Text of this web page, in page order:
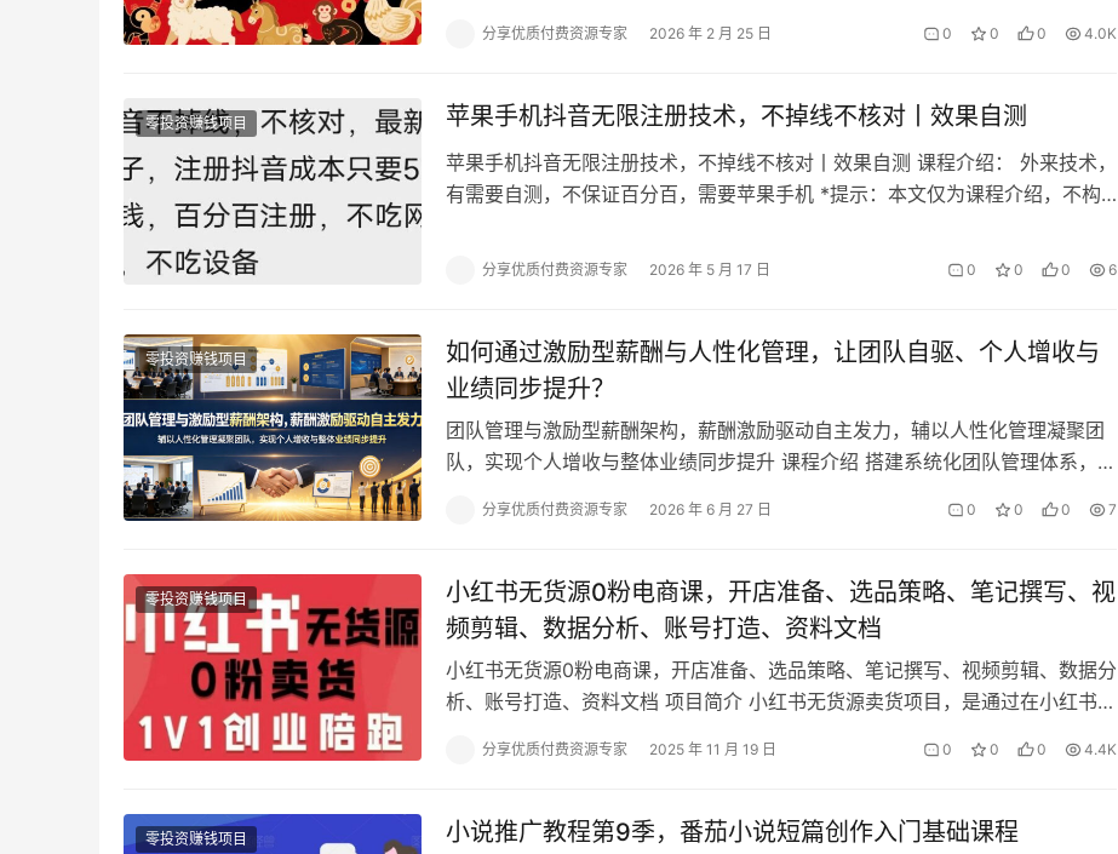
分享优质付费资源专家 2026 年 2 月 25 日 0 0 0 4.0K
零投资赚钱项目 苹果手机抖音无限注册技术，不掉线不核对丨效果自测
苹果手机抖音无限注册技术，不掉线不核对丨效果自测 课程介绍： 外来技术，
有需要自测，不保证百分百，需要苹果手机 *提示：本文仅为课程介绍，不构
分享优质付费资源专家 2026 年 5 月 17 日 0 0 0 6
零投资赚钱项目
如何通过激励型薪酬与人性化管理，让团队自驱、个人增收与
业绩同步提升？
团队管理与激励型薪酬架构，薪酬激励驱动自主发力，辅以人性化管理凝聚团
队，实现个人增收与整体业绩同步提升 课程介绍 搭建系统化团队管理体系，配
分享优质付费资源专家 2026 年 6 月 27 日 0 0 0 7
零投资赚钱项目
小红书无货源0粉电商课，开店准备、选品策略、笔记撰写、视
频剪辑、数据分析、账号打造、资料文档
小红书无货源0粉电商课，开店准备、选品策略、笔记撰写、视频剪辑、数据分
析、账号打造、资料文档 项目简介 小红书无货源卖货项目，是通过在小红书发
分享优质付费资源专家 2025 年 11 月 19 日 0 0 0 4.4K
零投资赚钱项目 小说推广教程第9季，番茄小说短篇创作入门基础课程